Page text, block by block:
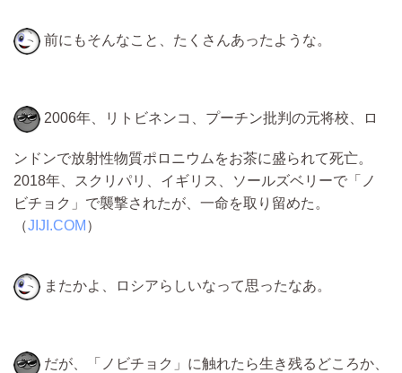
前にもそんなこと、たくさんあったような。
2006年、リトビネンコ、プーチン批判の元将校、ロ
ンドンで放射性物質ポロニウムをお茶に盛られて死亡。
2018年、スクリパリ、イギリス、ソールズベリーで「ノ
ビチョク」で襲撃されたが、一命を取り留めた。
（JIJI.COM ）
またかよ、ロシアらしいなって思ったなあ。
だが、「ノビチョク」に触れたら生き残るどころか、